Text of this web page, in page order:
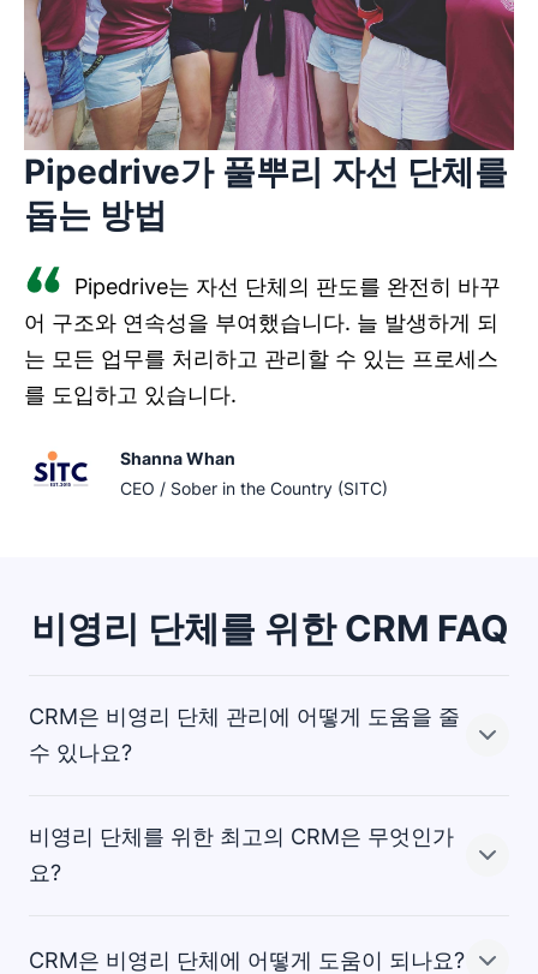
Pipedrive가 풀뿌리 자선 단체를
돕는 방법
Pipedrive는 자선 단체의 판도를 완전히 바꾸
어 구조와 연속성을 부여했습니다. 늘 발생하게 되
는 모든 업무를 처리하고 관리할 수 있는 프로세스
를 도입하고 있습니다.
Shanna Whan
CEO / Sober in the Country (SITC)
비영리 단체를 위한 CRM FAQ
CRM은 비영리 단체 관리에 어떻게 도움을 줄
수 있나요?
CRM은 데이터를 중앙으로 집중하고 프로세스를 자동화함
을 추적, 캠페인을 기획하고, 기부자와의 소통을 개인화하
비영리 단체를 위한 최고의 CRM은 무엇인가
요?
CRM은 비영리 단체에 어떻게 도움이 되나요?